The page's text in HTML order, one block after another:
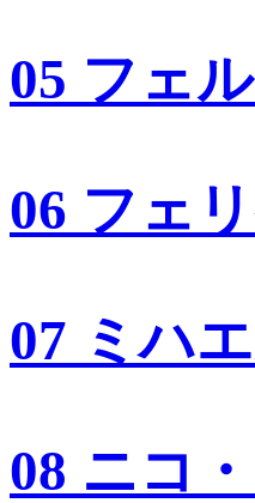
05 フェ
06 フェ
07 ミハ
08 ニコ